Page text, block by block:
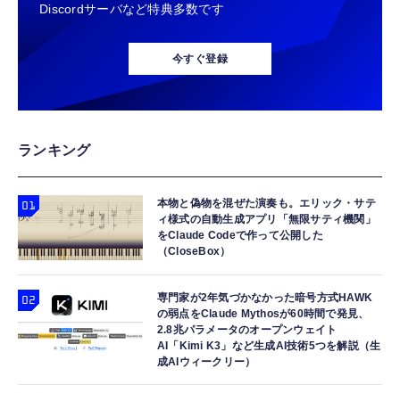
Discordサーバなど特典多数です
今すぐ登録
ランキング
本物と偽物を混ぜた演奏も。エリック・サテ
ィ様式の自動生成アプリ「無限サティ機関」
をClaude Codeで作って公開した
（CloseBox）
専門家が2年気づかなかった暗号方式HAWK
の弱点をClaude Mythosが60時間で発見、
2.8兆パラメータのオープンウェイト
AI「Kimi K3」など生成AI技術5つを解説（生
成AIウィークリー）